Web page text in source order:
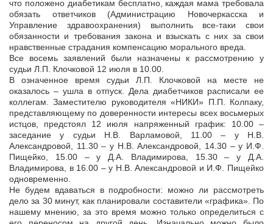
что положено диабетикам бесплатно, каждая мама требовала
обязать ответчиков (Администрацию Новочеркасска и
Управление здравоохранения) выполнить все-таки свои
обязанности и требования закона и взыскать с них за свои
нравственные страдания компенсацию морального вреда.
Все восемь заявлений были назначены к рассмотрению у
судьи Л.П. Клочковой 12 июля в 10.00.
В означенное время судьи Л.П. Клочковой на месте не
оказалось – ушла в отпуск. Дела диабетчиков расписали ее
коллегам. Заместителю руководителя «НИКИ» П.П. Колпаку,
представляющему по доверенности интересы всех восьмерых
истцов, предстоял 12 июля напряженный график: 10.00 –
заседание у судьи Н.В. Варламовой, 11.00 – у Н.В.
Александровой, 11.30 – у Н.В. Александровой, 14.30 – у И.Ф.
Пищейко, 15.00 – у Д.А. Владимирова, 15.30 – у Д.А.
Владимирова, в 16.00 – у Н.В. Александровой и И.Ф. Пищейко
одновременно.
Не будем вдаваться в подробности: можно ли рассмотреть
дело за 30 минут, как планировали составители «графика». По
нашему мнению, за это время можно только определиться с